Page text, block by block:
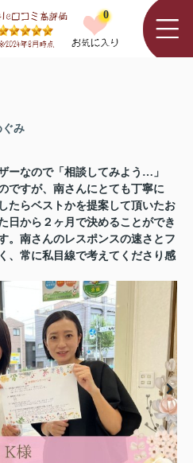
0
ぐみ
ーなので「相談してみよう…」
ですが、南さんにとても丁寧に
たらベストかを提案して頂いたお
日から２ヶ月で決めることができ
。南さんのレスポンスの速さとフ
、常に私目線で考えてくださり感